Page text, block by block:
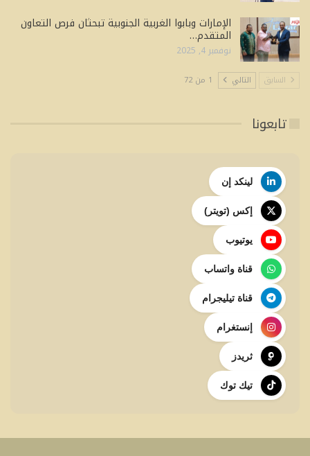
الإمارات وبابوا الغربية الجنوبية تبحثان فرص التعاون
المتقدم…
نوفمبر 4, 2025
السابق التالي 1 من 72
تابعونا
لينكد إن
إكس (تويتر)
يوتيوب
قناة واتساب
قناة تيليجرام
إنستغرام
ثريدز
تيك توك